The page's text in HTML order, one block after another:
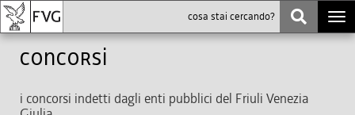
Concorsi
i concorsi indetti dagli enti pubblici del Friuli Venezia